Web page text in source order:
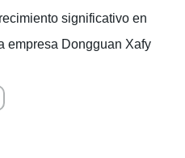
significativo en
empresa Dongguan Xafy